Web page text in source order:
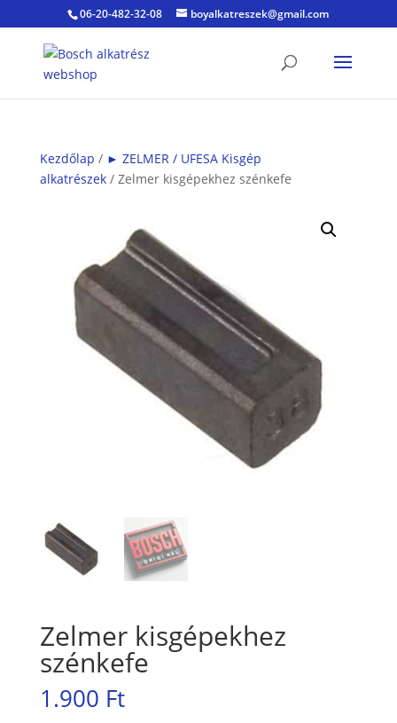
06-20-482-32-08 boyalkatreszek@gmail.com
Kezdőlap / ► ZELMER / UFESA Kisgép
alkatrészek/ Zelmer kisgépekhez szénkefe
Zelmer kisgépekhez
szénkefe
1.900 Ft